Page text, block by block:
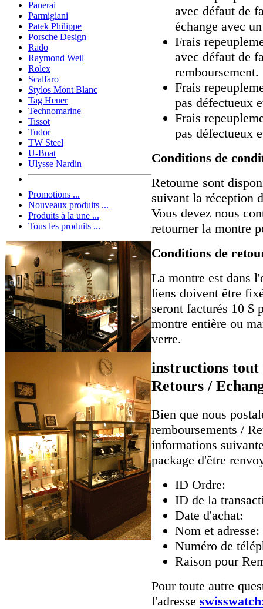
Panerai
Parmigiani
Patek Philippe
Porsche Design
Rado
Raymond Weil
Rolex
Scalfaro
Stylos Mont Blanc
Tag Heuer
Technomarine
Tissot
Tudor
TW Steel
U-Boat
Ulysse Nardin
Promotions ...
Nouveaux produits ...
Produits à la une ...
Tous les produits ...
avec défaut de
échange avec
Frais
avec défaut de
remboursement.
Frais
pas défectueux
Frais
pas défectueux
Conditions de
Retourne sont
suivant la réception
Vous devez nous
retourner la montre
Conditions de
La montre est dans
liens doivent être
seront facturés 10 $
montre entière ou
verre.
instructions tout
Retours /
Bien que nous
remboursements /
informations
package d'être
ID Ordre:
ID de la
Date d'achat:
Nom et adresse:
Numéro de
Raison pour
Pour toute autre
l'adresse